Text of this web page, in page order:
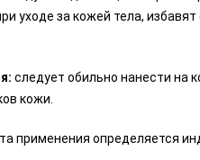
уходе за кожей тела,
следует обильно нанести на
кожи.
применения определяется